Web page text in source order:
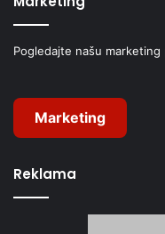
Pogledajte našu
Marketing
Reklama